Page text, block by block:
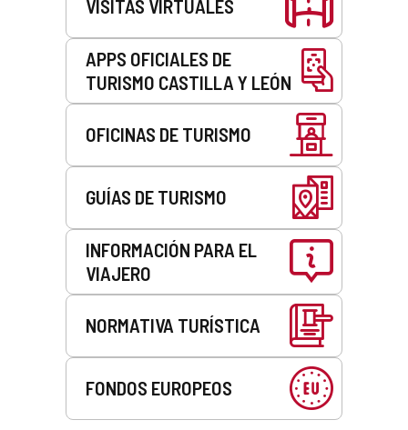
VISITAS VIRTUALES
APPS OFICIALES DE
TURISMO CASTILLA Y LEÓN
OFICINAS DE TURISMO
GUÍAS DE TURISMO
INFORMACIÓN PARA EL
VIAJERO
NORMATIVA TURÍSTICA
FONDOS EUROPEOS